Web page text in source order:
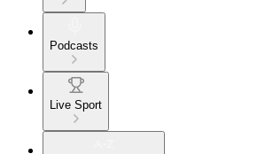
Podcasts
Live Sport